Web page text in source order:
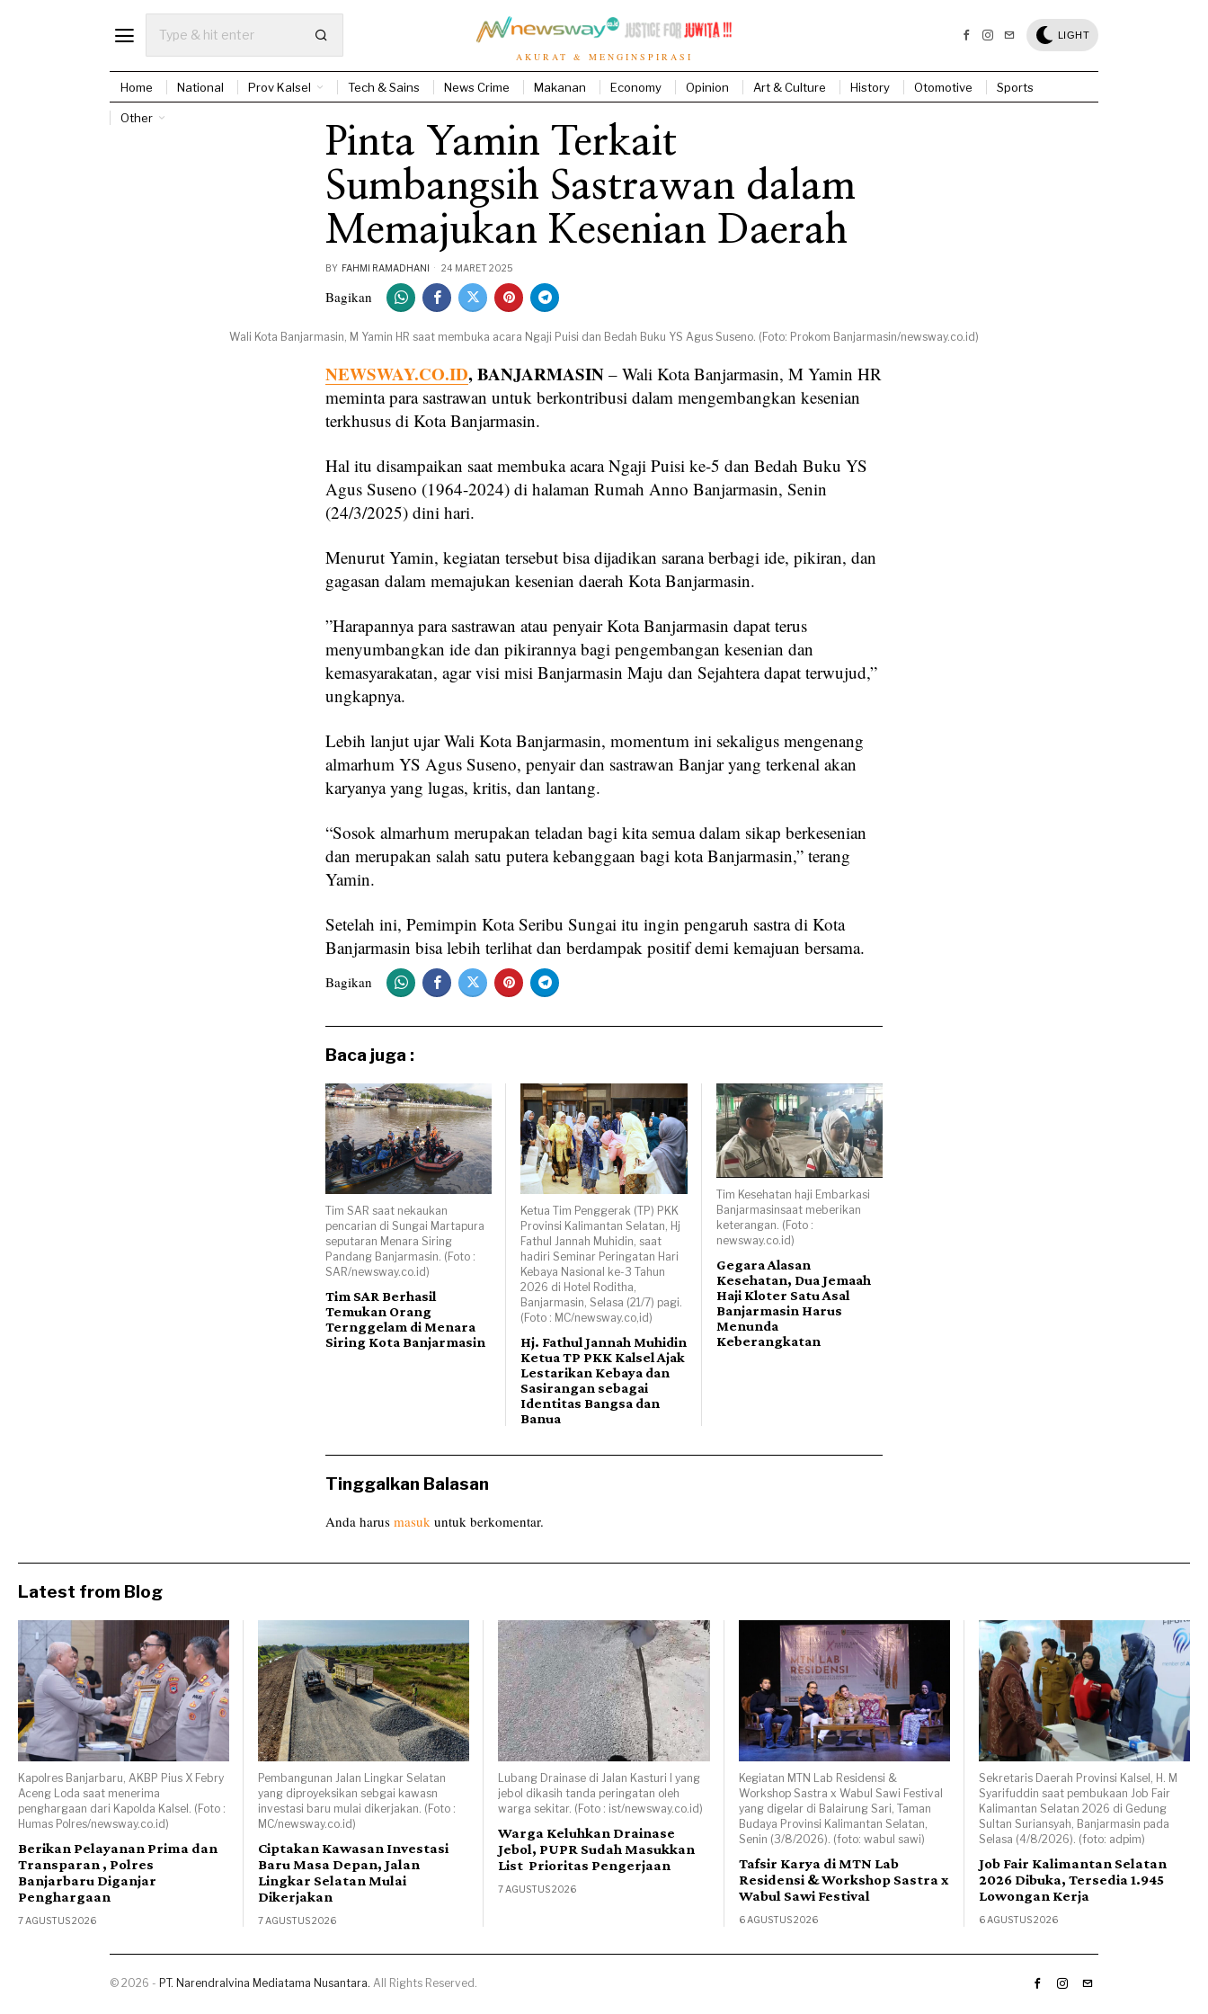
AKURAT & MENGINSPIRASI
LIGHT
Home National Prov Kalsel Tech & Sains News Crime Makanan Economy Opinion Art & Culture History Otomotive Sports
Other
Pinta Yamin Terkait
Sumbangsih Sastrawan dalam
Memajukan Kesenian Daerah
BY FAHMI RAMADHANI 24 MARET 2025
Bagikan
Wali Kota Banjarmasin, M Yamin HR saat membuka acara Ngaji Puisi dan Bedah Buku YS Agus Suseno. (Foto: Prokom Banjarmasin/newsway.co.id)
NEWSWAY.CO.ID, BANJARMASIN – Wali Kota Banjarmasin, M Yamin HR
meminta para sastrawan untuk berkontribusi dalam mengembangkan kesenian
terkhusus di Kota Banjarmasin.
Hal itu disampaikan saat membuka acara Ngaji Puisi ke-5 dan Bedah Buku YS
Agus Suseno (1964-2024) di halaman Rumah Anno Banjarmasin, Senin
(24/3/2025) dini hari.
Menurut Yamin, kegiatan tersebut bisa dijadikan sarana berbagi ide, pikiran, dan
gagasan dalam memajukan kesenian daerah Kota Banjarmasin.
”Harapannya para sastrawan atau penyair Kota Banjarmasin dapat terus
menyumbangkan ide dan pikirannya bagi pengembangan kesenian dan
kemasyarakatan, agar visi misi Banjarmasin Maju dan Sejahtera dapat terwujud,”
ungkapnya.
Lebih lanjut ujar Wali Kota Banjarmasin, momentum ini sekaligus mengenang
almarhum YS Agus Suseno, penyair dan sastrawan Banjar yang terkenal akan
karyanya yang lugas, kritis, dan lantang.
“Sosok almarhum merupakan teladan bagi kita semua dalam sikap berkesenian
dan merupakan salah satu putera kebanggaan bagi kota Banjarmasin,” terang
Yamin.
Setelah ini, Pemimpin Kota Seribu Sungai itu ingin pengaruh sastra di Kota
Banjarmasin bisa lebih terlihat dan berdampak positif demi kemajuan bersama.
Bagikan
Baca juga :
Tim SAR saat nekaukan
pencarian di Sungai Martapura
seputaran Menara Siring
Pandang Banjarmasin. (Foto :
SAR/newsway.co.id)
Tim SAR Berhasil
Temukan Orang
Ternggelam di Menara
Siring Kota Banjarmasin
Ketua Tim Penggerak (TP) PKK
Provinsi Kalimantan Selatan, Hj
Fathul Jannah Muhidin, saat
hadiri Seminar Peringatan Hari
Kebaya Nasional ke-3 Tahun
2026 di Hotel Roditha,
Banjarmasin, Selasa (21/7) pagi.
(Foto : MC/newsway.co,id)
Hj. Fathul Jannah Muhidin
Ketua TP PKK Kalsel Ajak
Lestarikan Kebaya dan
Sasirangan sebagai
Identitas Bangsa dan
Banua
Tim Kesehatan haji Embarkasi
Banjarmasinsaat meberikan
keterangan. (Foto :
newsway.co.id)
Gegara Alasan
Kesehatan, Dua Jemaah
Haji Kloter Satu Asal
Banjarmasin Harus
Menunda
Keberangkatan
Tinggalkan Balasan
Anda harus masuk untuk berkomentar.
Latest from Blog
Kapolres Banjarbaru, AKBP Pius X Febry
Aceng Loda saat menerima
penghargaan dari Kapolda Kalsel. (Foto :
Humas Polres/newsway.co.id)
Berikan Pelayanan Prima dan
Transparan , Polres
Banjarbaru Diganjar
Penghargaan
7 AGUSTUS 2026
Pembangunan Jalan Lingkar Selatan
yang diproyeksikan sebgai kawasn
investasi baru mulai dikerjakan. (Foto :
MC/newsway.co.id)
Ciptakan Kawasan Investasi
Baru Masa Depan, Jalan
Lingkar Selatan Mulai
Dikerjakan
7 AGUSTUS 2026
Lubang Drainase di Jalan Kasturi I yang
jebol dikasih tanda peringatan oleh
warga sekitar. (Foto : ist/newsway.co.id)
Warga Keluhkan Drainase
Jebol, PUPR Sudah Masukkan
List Prioritas Pengerjaan
7 AGUSTUS 2026
Kegiatan MTN Lab Residensi &
Workshop Sastra x Wabul Sawi Festival
yang digelar di Balairung Sari, Taman
Budaya Provinsi Kalimantan Selatan,
Senin (3/8/2026). (foto: wabul sawi)
Tafsir Karya di MTN Lab
Residensi & Workshop Sastra x
Wabul Sawi Festival
6 AGUSTUS 2026
Sekretaris Daerah Provinsi Kalsel, H. M
Syarifuddin saat pembukaan Job Fair
Kalimantan Selatan 2026 di Gedung
Sultan Suriansyah, Banjarmasin pada
Selasa (4/8/2026). (foto: adpim)
Job Fair Kalimantan Selatan
2026 Dibuka, Tersedia 1.945
Lowongan Kerja
6 AGUSTUS 2026
© 2026 - PT. Narendralvina Mediatama Nusantara. All Rights Reserved.